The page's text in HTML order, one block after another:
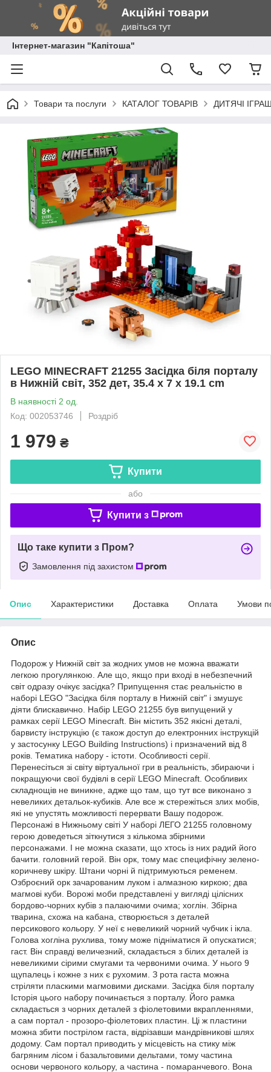
Інтернет-магазин "Капітоша"
Товари та послуги КАТАЛОГ ТОВАРІВ ДИТЯЧІ
LEGO MINECRAFT 21255 Засідка біля порталу
в Нижній світ, 352 дет, 35.4 x 7 x 19.1 cm
В наявності 2 од.
Код: 002053746
Роздріб
1 979 ₴
Купити
або
Купити з
Що таке купити з Пром?
Замовлення під захистом
Опис Характеристики Доставка Оплата Умови
Опис
Подорож у Нижній світ за жодних умов не можна вважати
легкою прогулянкою. Але що, якщо при вході в небезпечний
світ одразу очікує засідка? Припущення стає реальністю в
наборі LEGO "Засідка біля порталу в Нижній світ" і змушує
діяти блискавично. Набір LEGO 21255 був випущений у
рамках серії LEGO Minecraft. Він містить 352 якісні деталі,
барвисту інструкцію (є також доступ до електронних інструкцій
у застосунку LEGO Building Instructions) і призначений від 8
років. Тематика набору - істоти. Особливості серії.
Перенесіться зі світу віртуальної гри в реальність, збираючи і
покращуючи свої будівлі в серії LEGO Minecraft. Особливих
складнощів не виникне, адже що там, що тут все виконано з
невеликих детальок-кубиків. Але все ж стережіться злих мобів,
які не упустять можливості перервати Вашу подорож.
Персонажі в Нижньому світі У наборі ЛЕГО 21255 головному
герою доведеться зіткнутися з кількома збірними
персонажами. І не можна сказати, що хтось із них радий його
бачити. головний герой. Він орк, тому має специфічну зелено-
коричневу шкіру. Штани чорні й підтримуються ременем.
Озброєний орк зачарованим луком і алмазною киркою; два
магмові куби. Ворожі моби представлені у вигляді цілісних
бордово-чорних кубів з палаючими очима; хоглін. Збірна
тварина, схожа на кабана, створюється з деталей
персикового кольору. У неї є невеликий чорний чубчик і ікла.
Голова хогліна рухлива, тому може підніматися й опускатися;
гаст. Він справді величезний, складається з білих деталей із
невеликими сірими смугами та червоними очима. У нього 9
щупалець і кожне з них є рухомим. З рота гаста можна
стріляти пласкими магмовими дисками. Засідка біля порталу
Історія цього набору починається з порталу. Його рамка
складається з чорних деталей з фіолетовими вкрапленнями,
а сам портал - прозоро-фіолетових пластин. Ці ж пластини
можна збити пострілом гаста, відрізавши мандрівникові шлях
додому. Сам портал приводить у місцевість на стику між
багряним лісом і базальтовими дельтами, тому частина
основи червоного кольору, а частина - помаранчевого. Вона